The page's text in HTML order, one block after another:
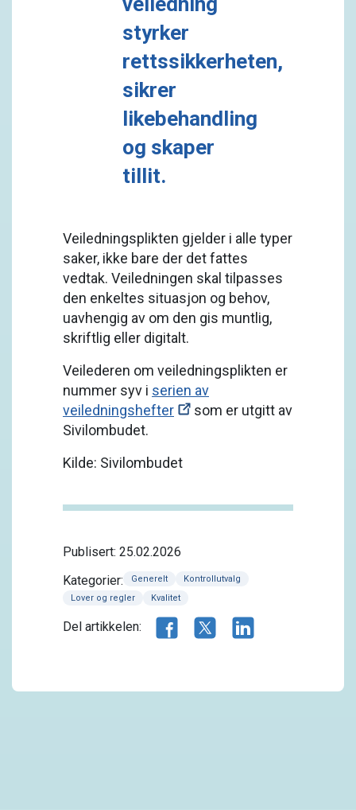
styrker
rettssikkerheten,
sikrer
likebehandling
og skaper
tillit.
Veiledningsplikten gjelder i alle typer
saker, ikke bare der det fattes
vedtak. Veiledningen skal tilpasses
den enkeltes situasjon og behov,
uavhengig av om den gis muntlig,
skriftlig eller digitalt.
Veilederen om veiledningsplikten er
nummer syv i serien av
veiledningshefter
som er utgitt av
Sivilombudet.
Kilde: Sivilombudet
Publisert: 25.02.2026
Kategorier:
Generelt
Kontrollutvalg
Lover og regler
Kvalitet
Del artikkelen: Del artikkelen på Facebook
Del artikkelen på X.com